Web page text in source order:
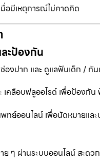
อมีเหตุการณ์ไม่คาดคิด
ะป้องกัน
องปาก และ ดูแลฟันเด็ก / ทั
เคลือบฟลูออไรด์ เพื่อป้องกัน
ทย์ออนไลน์ เพื่อนัดหมายและ
ๆ ผ่านระบบออนไลน์ สะดว